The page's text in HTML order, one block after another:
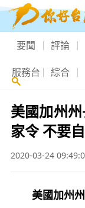
要聞 評論
服務台 綜合
美國加州
家令 不要
2020-03-24
美國加州